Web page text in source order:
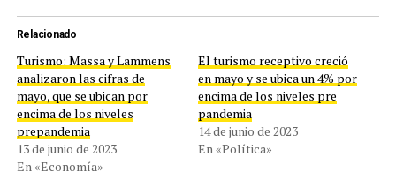
Relacionado
Turismo: Massa y Lammens
analizaron las cifras de
mayo, que se ubican por
encima de los niveles
prepandemia
13 de junio de 2023
En «Economía»
El turismo receptivo creció
en mayo y se ubica un 4% por
encima de los niveles pre
pandemia
14 de junio de 2023
En «Política»